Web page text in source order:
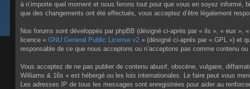
à n’importe quel moment et nous ferons tout pour que vous en soyez informé,
que des changements ont été effectués, vous acceptez d’être légalement
Nos forums sont développés par phpBB (désigné ci-après par « ils », « eux
licence « GNU General Public License v2 » (désigné ci-après par « GPL ») et
responsable de ce que nous acceptons ou n’acceptons pas comme contenu
Vous acceptez de ne pas publier de contenu abusif, obscène, vulgaire,
Williams & 16s » est hébergé ou les lois internationales. Le faire peut vous
Les adresses IP de tous les messages sont enregistrées pour aider au